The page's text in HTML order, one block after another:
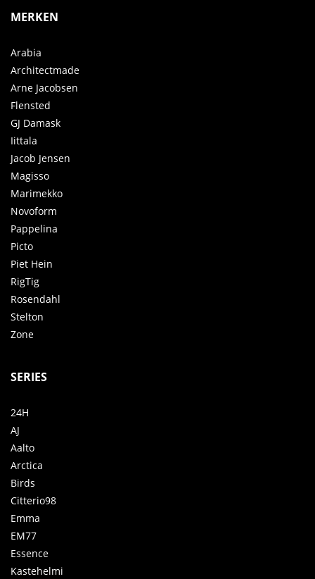
MERKEN
Arabia
Architectmade
Arne Jacobsen
Flensted
GJ Damask
Iittala
Jacob Jensen
Magisso
Marimekko
Novoform
Pappelina
Picto
Piet Hein
RigTig
Rosendahl
Stelton
Zone
SERIES
24H
AJ
Aalto
Arctica
Birds
Citterio98
Emma
EM77
Essence
Kastehelmi